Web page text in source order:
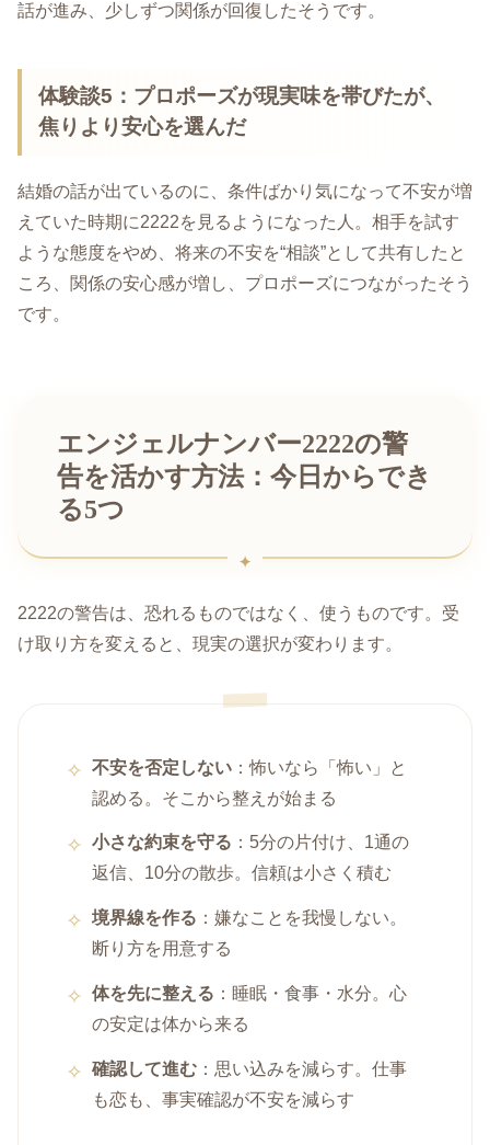
話が進み、少しずつ関係が回復したそうです。
体験談5：プロポーズが現実味を帯びたが、
焦りより安心を選んだ
結婚の話が出ているのに、条件ばかり気になって不安が増
えていた時期に2222を見るようになった人。相手を試す
ような態度をやめ、将来の不安を“相談”として共有したと
ころ、関係の安心感が増し、プロポーズにつながったそう
です。
エンジェルナンバー2222の警
告を活かす方法：今日からでき
る5つ
2222の警告は、恐れるものではなく、使うものです。受
け取り方を変えると、現実の選択が変わります。
不安を否定しない ：怖いなら「怖い」と
認める。そこから整えが始まる
小さな約束を守る ：5分の片付け、1通の
返信、10分の散歩。信頼は小さく積む
境界線を作る ：嫌なことを我慢しない。
断り方を用意する
体を先に整える ：睡眠・食事・水分。心
の安定は体から来る
確認して進む ：思い込みを減らす。仕事
も恋も、事実確認が不安を減らす